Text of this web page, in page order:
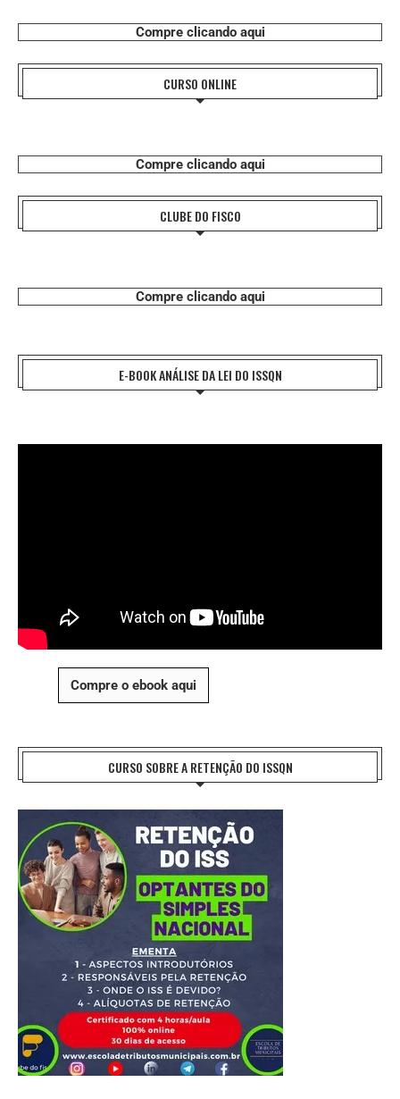
Compre clicando aqui
CURSO ONLINE
Compre clicando aqui
CLUBE DO FISCO
Compre clicando aqui
E-BOOK ANÁLISE DA LEI DO ISSQN
Compre o ebook aqui
CURSO SOBRE A RETENÇÃO DO ISSQN